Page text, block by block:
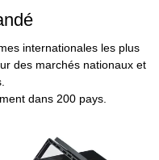
internationales les plus
des marchés nationaux et
dans 200 pays.